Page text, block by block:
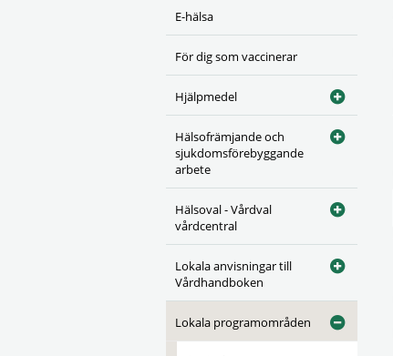
E-hälsa
För dig som vaccinerar
Hjälpmedel
Hälsofrämjande och
sjukdomsförebyggande
arbete
Hälsoval - Vårdval
vårdcentral
Lokala anvisningar till
Vårdhandboken
Lokala programområden